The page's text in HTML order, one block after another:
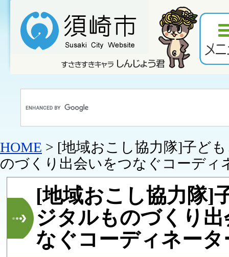
HOME > [地域おこし協力隊]子ど
のづくり出会いをつなぐコーディ
[地域おこし協力隊]
ジタルものづくり
なぐコーディネータ